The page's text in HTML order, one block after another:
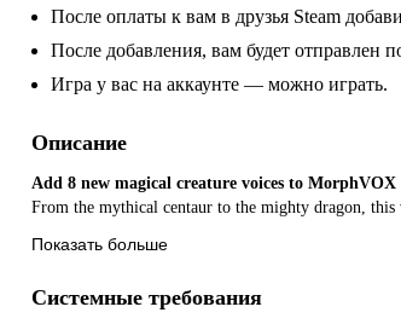
После оплаты к вам в друзья Steam
После добавления, вам будет
Игра у вас на аккаунте — можно играть.
Описание
Add 8 new magical creature voices to MorphVOX
From the mythical centaur to the mighty dragon,
Показать больше
Системные требования